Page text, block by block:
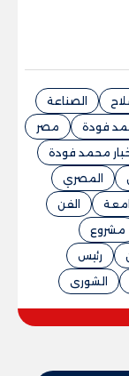
الصناعة
فودة
مصر
محمد فودة
المصري
الفن
مشروع
رئيس
الشورى